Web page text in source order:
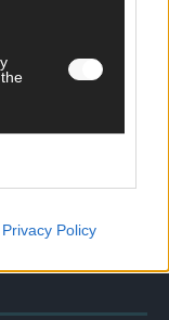
Privacy Policy